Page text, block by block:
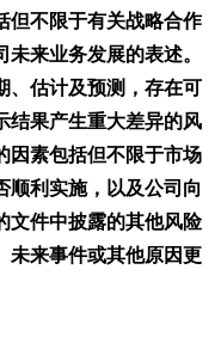
但不限于有关战略合作
来业务发展的表述。
、估计及预测，存在可
结果产生重大差异的风
因素包括但不限于市场
顺利实施，以及公司向
文件中披露的其他风险
未来事件或其他原因更